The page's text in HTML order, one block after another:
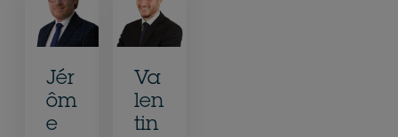
Jér
ôm
e
Va
len
tin